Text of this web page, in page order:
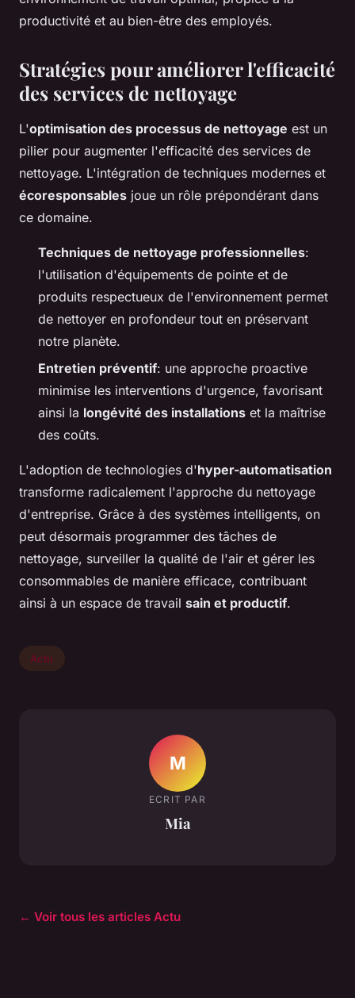
productivité et au bien-être des employés.
Stratégies pour améliorer l'efficacité
des services de nettoyage
L'optimisation des processus de nettoyage est un
pilier pour augmenter l'efficacité des services de
nettoyage. L'intégration de techniques modernes et
écoresponsables joue un rôle prépondérant dans
ce domaine.
Techniques de nettoyage professionnelles:
l'utilisation d'équipements de pointe et de
produits respectueux de l'environnement permet
de nettoyer en profondeur tout en préservant
notre planète.
Entretien préventif: une approche proactive
minimise les interventions d'urgence, favorisant
ainsi la longévité des installations et la maîtrise
des coûts.
L'adoption de technologies d'hyper-automatisation
transforme radicalement l'approche du nettoyage
d'entreprise. Grâce à des systèmes intelligents, on
peut désormais programmer des tâches de
nettoyage, surveiller la qualité de l'air et gérer les
consommables de manière efficace, contribuant
ainsi à un espace de travail sain et productif.
Actu
M
ECRIT PAR
Mia
← Voir tous les articles Actu